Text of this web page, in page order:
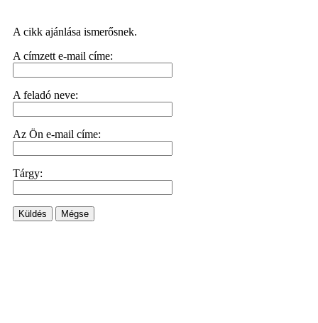
A cikk ajánlása ismerősnek.
A címzett e-mail címe:
A feladó neve:
Az Ön e-mail címe:
Tárgy:
Küldés Mégse